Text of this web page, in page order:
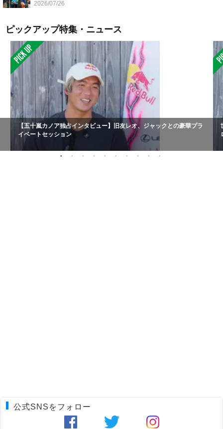
2026/07/26
ピックアップ特集・ニュース
【五十嵐カノア独占インタビュー】旧友レオ、ジャックとの豪華プラ
イベートセッション
公式SNSをフォロー